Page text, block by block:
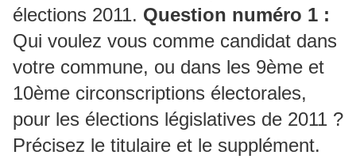
élections 2011. Question numéro 1 :
Qui voulez vous comme candidat dans
votre commune, ou dans les 9ème et
10ème circonscriptions électorales,
pour les élections législatives de 2011 ?
Précisez le titulaire et le supplément.